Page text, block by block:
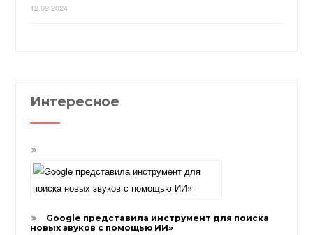
12.09.2024
Интересное
Google представила инструмент для поиска
новых звуков с помощью ИИ»